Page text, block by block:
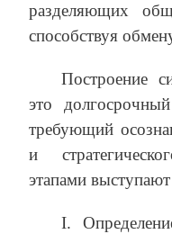
разделяющих
способствуя
Построение
это
требующий
и
этапами
I.